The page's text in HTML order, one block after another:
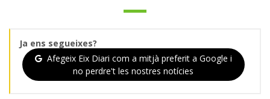
Ja ens segueixes?
Afegeix Eix Diari com a mitjà preferit a Google i
no perdre't les nostres notícies